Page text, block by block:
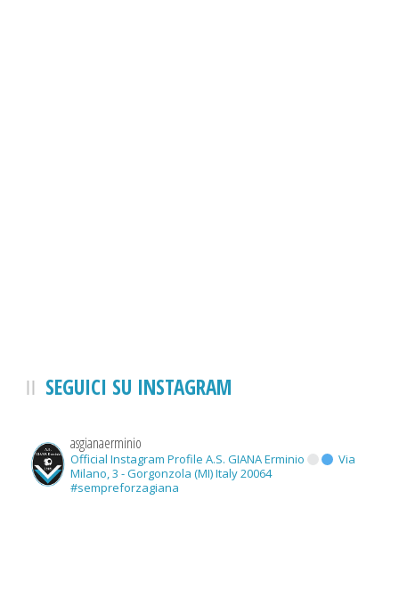
SEGUICI SU INSTAGRAM
asgianaerminio
Official Instagram Profile A.S. GIANA Erminio
Via
Milano, 3 - Gorgonzola (MI) Italy 20064
#sempreforzagiana